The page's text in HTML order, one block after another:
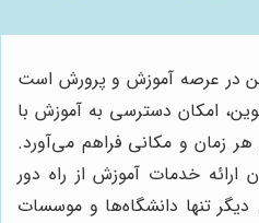
در عرصه آموزش و پرورش است
امکان دسترسی به آموزش با
هر زمان و مکانی فراهم می‌آورد.
ارائه خدمات آموزش از راه دور
تنها دانشگاه‌ها و موسسات